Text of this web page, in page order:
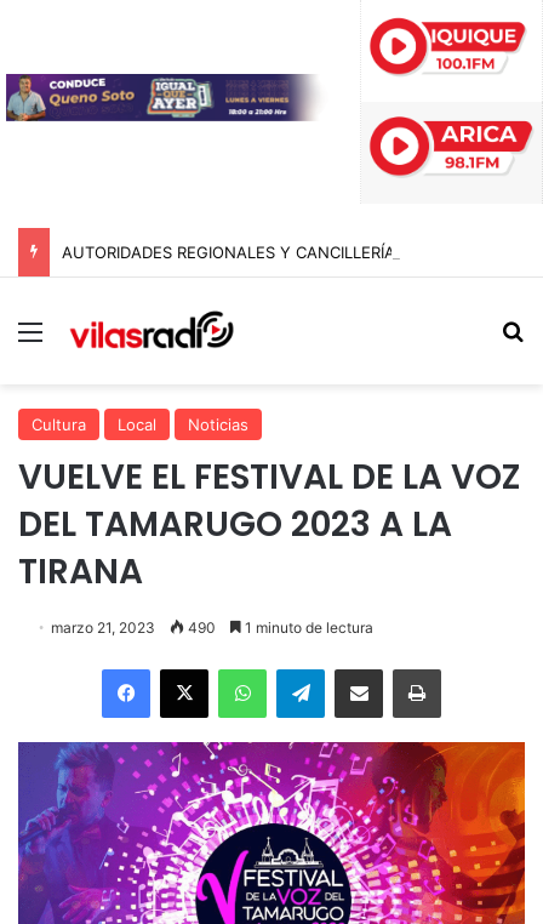
Menú
Cultura Local Noticias
VUELVE EL FESTIVAL DE LA VOZ
DEL TAMARUGO 2023 A LA
TIRANA
marzo 21, 2023 490 1 minuto de lectura
Facebook
X WhatsAppTelegramEnviar vía email Imprimir